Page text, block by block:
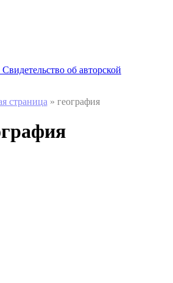
об авторской
страница » география